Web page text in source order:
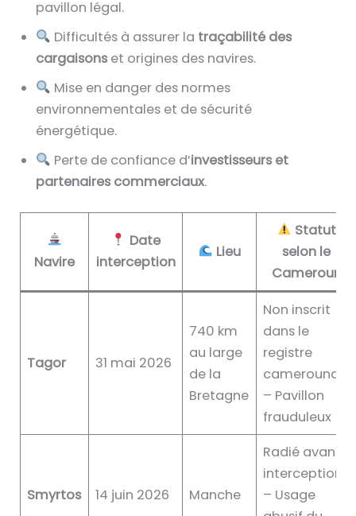
pavillon légal.
Difficultés à assurer la traçabilité des
cargaisons et origines des navires.
Mise en danger des normes
environnementales et de sécurité
énergétique.
Perte de confiance d’investisseurs et
partenaires commerciaux.
Navire
Date
interception
Lieu
Statut
selon le
Cameroun
Tagor 31 mai 2026
740 km
au large
de la
Bretagne
Non inscrit
dans le
registre
camerounais
– Pavillon
frauduleux
Smyrtos 14 juin 2026 Manche
Radié avant
interception
– Usage